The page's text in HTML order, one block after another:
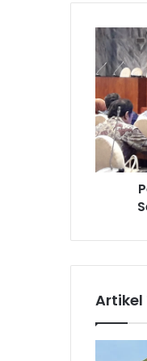
e
m
r
i
n
a
n
S
e
p
Artikel